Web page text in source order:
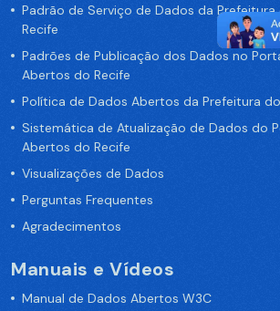
Padrão de Serviço de Dados da Prefeitura
Recife
Padrões de Publicação dos Dados no
Abertos do Recife
Política de Dados Abertos da Prefeitura
Sistemática de Atualização de Dados do
Abertos do Recife
Visualizações de Dados
Perguntas Frequentes
Agradecimentos
Manuais e Vídeos
Manual de Dados Abertos W3C